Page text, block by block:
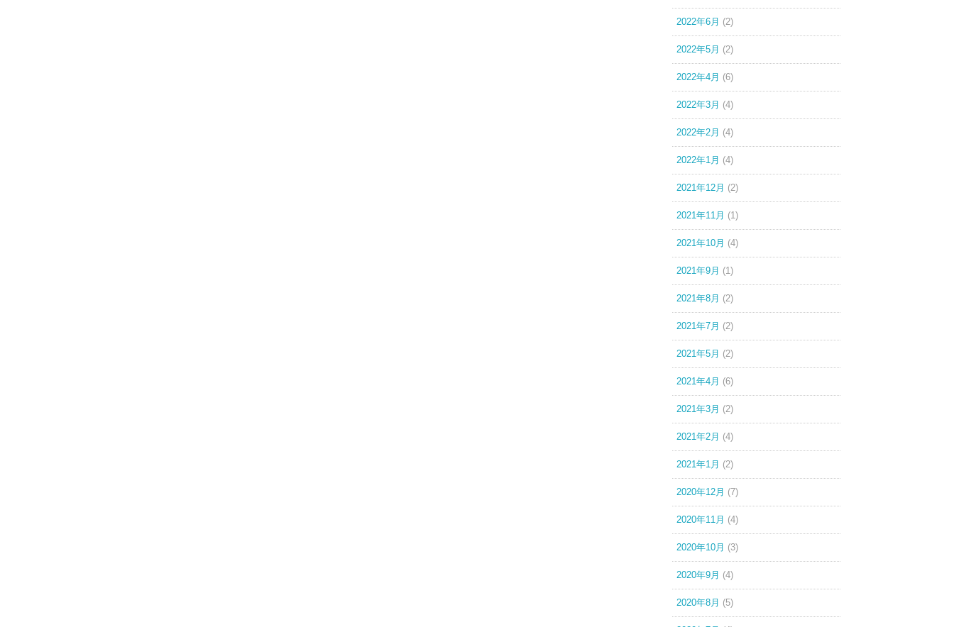
2022年6月 (2)
2022年5月 (2)
2022年4月 (6)
2022年3月 (4)
2022年2月 (4)
2022年1月 (4)
2021年12月 (2)
2021年11月 (1)
2021年10月 (4)
2021年9月 (1)
2021年8月 (2)
2021年7月 (2)
2021年5月 (2)
2021年4月 (6)
2021年3月 (2)
2021年2月 (4)
2021年1月 (2)
2020年12月 (7)
2020年11月 (4)
2020年10月 (3)
2020年9月 (4)
2020年8月 (5)